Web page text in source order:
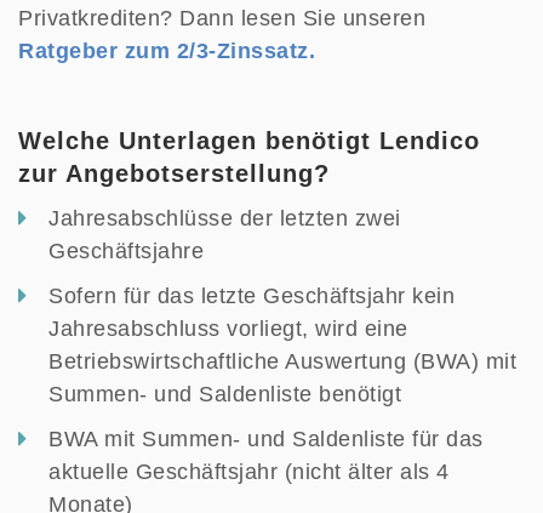
Privatkrediten? Dann lesen Sie unseren
Ratgeber zum 2/3-Zinssatz.
Welche Unterlagen benötigt Lendico
zur Angebotserstellung?
Jahresabschlüsse der letzten zwei
Geschäftsjahre
Sofern für das letzte Geschäftsjahr kein
Jahresabschluss vorliegt, wird eine
Betriebswirtschaftliche Auswertung (BWA) mit
Summen- und Saldenliste benötigt
BWA mit Summen- und Saldenliste für das
aktuelle Geschäftsjahr (nicht älter als 4
Monate)